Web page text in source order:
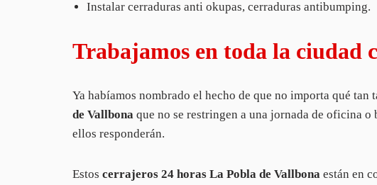
Instalar cerraduras anti okupas, cerraduras antibumping.
Trabajamos en toda la ciudad
Ya habíamos nombrado el hecho de que no importa qué tan
de Vallbona que no se restringen a una jornada de oficina
ellos responderán.
Estos cerrajeros 24 horas La Pobla de Vallbona están en